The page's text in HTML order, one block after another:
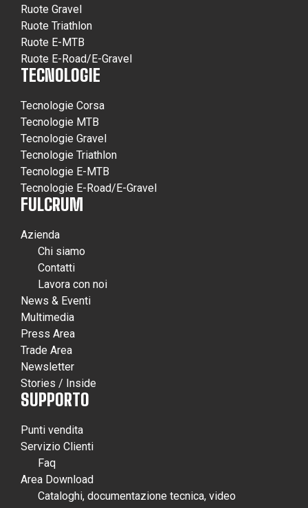
Ruote Gravel
Ruote Triathlon
Ruote E-MTB
Ruote E-Road/E-Gravel
TECNOLOGIE
Tecnologie Corsa
Tecnologie MTB
Tecnologie Gravel
Tecnologie Triathlon
Tecnologie E-MTB
Tecnologie E-Road/E-Gravel
FULCRUM
Azienda
Chi siamo
Contatti
Lavora con noi
News & Eventi
Multimedia
Press Area
Trade Area
Newsletter
Stories / Inside
SUPPORTO
Punti vendita
Servizio Clienti
Faq
Area Download
Cataloghi, documentazione tecnica, video